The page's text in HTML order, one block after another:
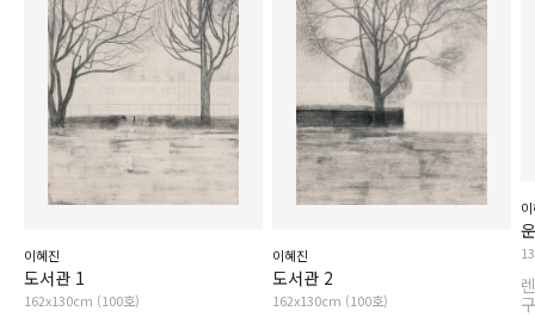
이혜진
도서관 1
162x130cm (100호)
이혜진
도서관 2
162x130cm (100호)